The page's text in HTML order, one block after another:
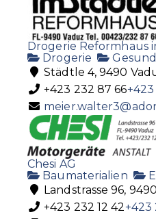
Drogerie Reformhaus
Drogerie
Städtle 4, 9490
+423 232 87 66
Chesi AG
Baumaterialien
Landstrasse 96,
+423 232 12 42+423